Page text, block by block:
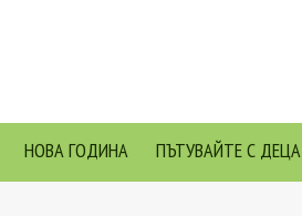
НОВА ГОДИНА ПЪТУВАЙТЕ С ДЕЦА